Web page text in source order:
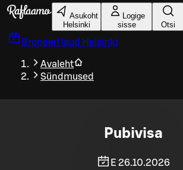
Liigu peamise sisu juurde
Asukoht
Helsinki
Logige
sisse
Otsi
Broneeri laud Helsinki
Avaleht
Sündmused
Pubivisa
E 26.10.2026